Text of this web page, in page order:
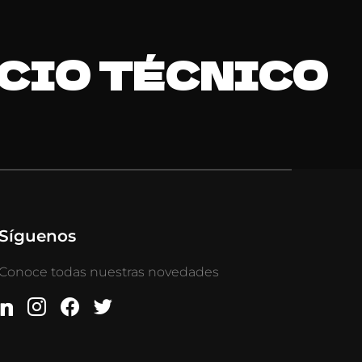
TÉCNICO
Conoce todas nuestras novedades